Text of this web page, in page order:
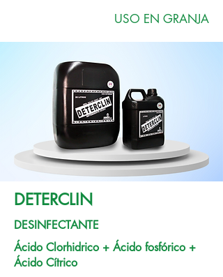
USO EN GRANJA
DETERCLIN
DESINFECTANTE
Ácido Clorhidrico + Ácido fosfórico +
Ácido Cítrico